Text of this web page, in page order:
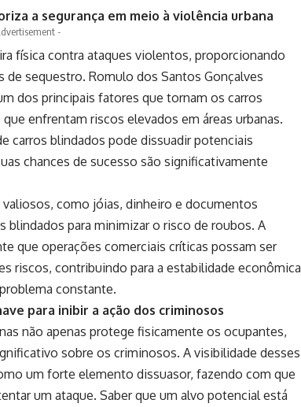
a segurança em meio à violência urbana
-
física contra ataques violentos, proporcionando
sequestro. Romulo dos Santos Gonçalves
dos principais fatores que tornam os carros
enfrentam riscos elevados em áreas urbanas.
carros blindados pode dissuadir potenciais
chances de sucesso são significativamente
como jóias, dinheiro e documentos
para minimizar o risco de roubos. A
que operações comerciais críticas possam ser
riscos, contribuindo para a estabilidade econômica
constante.
para inibir a ação dos criminosos
não apenas protege fisicamente os ocupantes,
sobre os criminosos. A visibilidade desses
um forte elemento dissuasor, fazendo com que
um ataque. Saber que um alvo potencial está